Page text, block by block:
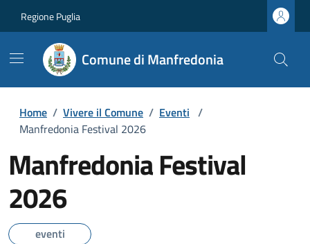
Regione Puglia
Comune di Manfredonia
Home / Vivere il Comune / Eventi /
Manfredonia Festival 2026
Manfredonia Festival
2026
eventi